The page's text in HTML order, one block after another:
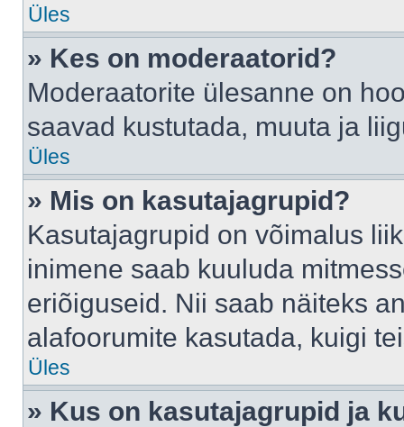
Üles
» Kes on moderaatorid?
Moderaatorite ülesanne on
saavad kustutada, muuta ja
Üles
» Mis on kasutajagrupid?
Kasutajagrupid on võimalus
inimene saab kuuluda
eriõiguseid. Nii saab näiteks
alafoorumite kasutada, kuigi
Üles
» Kus on kasutajagrupid ja